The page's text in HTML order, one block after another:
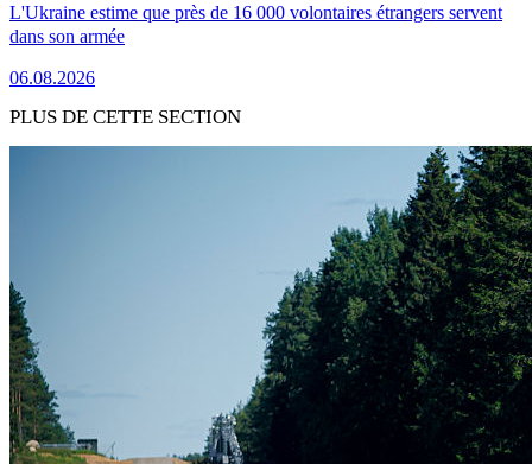
L'Ukraine estime que près de 16 000 volontaires étrangers servent
dans son armée
06.08.2026
PLUS DE CETTE SECTION